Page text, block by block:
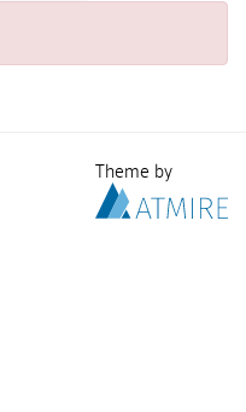
Theme by